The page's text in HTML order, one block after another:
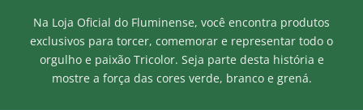
Na Loja Oficial do Fluminense, você encontra produtos
exclusivos para torcer, comemorar e representar todo o
orgulho e paixão Tricolor. Seja parte desta história e
mostre a força das cores verde, branco e grená.